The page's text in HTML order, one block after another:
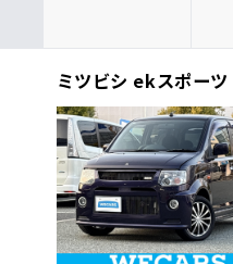
品質管理とサポー
お問い合わせ
企業情報
支払総
額
年式
走行距
離
ミツビシ ekスポーツ